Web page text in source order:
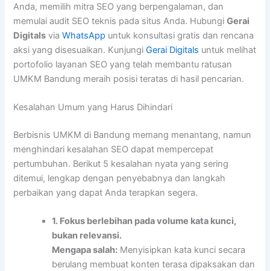
Anda, memilih mitra SEO yang berpengalaman, dan
memulai audit SEO teknis pada situs Anda. HubungiGerai
Digitals viaWhatsApp untuk konsultasi gratis dan rencana
aksi yang disesuaikan. KunjungiGerai Digitals untuk melihat
portofolio layanan SEO yang telah membantu ratusan
UMKM Bandung meraih posisi teratas di hasil pencarian.
Kesalahan Umum yang Harus Dihindari
Berbisnis UMKM di Bandung memang menantang, namun
menghindari kesalahan SEO dapat mempercepat
pertumbuhan. Berikut 5 kesalahan nyata yang sering
ditemui, lengkap dengan penyebabnya dan langkah
perbaikan yang dapat Anda terapkan segera.
1. Fokus berlebihan pada volume kata kunci,
bukan relevansi.
Mengapa salah: Menyisipkan kata kunci secara
berulang membuat konten terasa dipaksakan dan